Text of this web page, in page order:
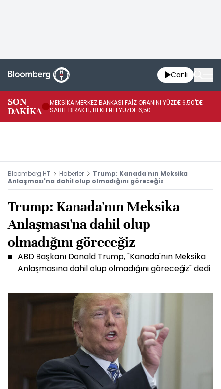
Canlı
SON
DAKİKA
MEKSİKA MERKEZ BANKASI FAİZ ORANINI YÜZDE 6,50'DE
SABİT BIRAKTI; BEKLENTİ YÜZDE 6,50
Bloomberg HT Haberler
Trump: Kanada'nın Meksika
Anlaşması'na dahil olup olmadığını göreceğiz
Trump: Kanada'nın Meksika
Anlaşması'na dahil olup
olmadığını göreceğiz
ABD Başkanı Donald Trump, "Kanada'nın Meksika
Anlaşmasına dahil olup olmadığını göreceğiz" dedi